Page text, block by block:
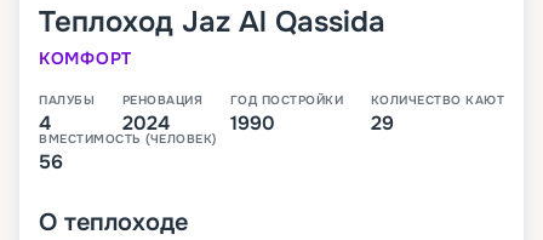
Теплоход Jaz Al Qassida
КОМФОРТ
ПАЛУБЫ
4
РЕНОВАЦИЯ
2024
ГОД ПОСТРОЙКИ
1990
КОЛИЧЕСТВО КАЮТ
29
ВМЕСТИМОСТЬ (ЧЕЛОВЕК)
56
О теплоходе